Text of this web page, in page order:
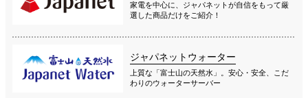
家電を中心に、ジャパネットが自信をもって厳
選した商品だけをご紹介！
ジャパネットウォーター
上質な「富士山の天然水」。安心・安全、こだ
わりのウォーターサーバー